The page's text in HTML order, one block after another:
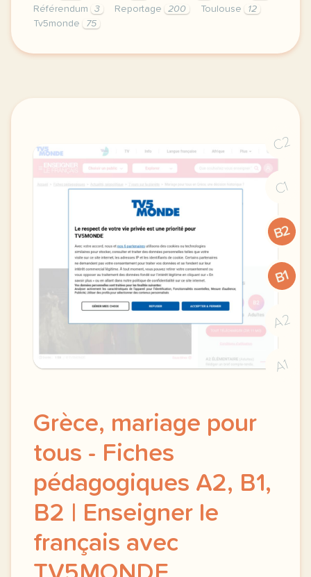
Référendum
3 Reportage 200 Toulouse
12
Tv5monde
75
le respect de votre vie privee est une priorite
C2
C1
B2
B1
A2
A1
Grèce, mariage pour
tous - Fiches
pédagogiques A2, B1,
B2 | Enseigner le
français avec